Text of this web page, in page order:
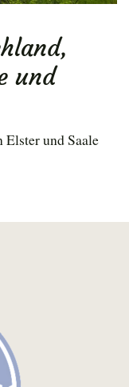
und
Elster und Saale